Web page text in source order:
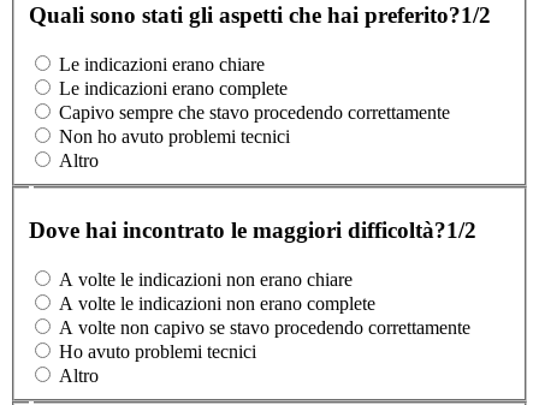
Quali sono stati gli aspetti che hai preferito?1/2
Le indicazioni erano chiare
Le indicazioni erano complete
Capivo sempre che stavo procedendo correttamente
Non ho avuto problemi tecnici
Altro
Dove hai incontrato le maggiori difficoltà?1/2
A volte le indicazioni non erano chiare
A volte le indicazioni non erano complete
A volte non capivo se stavo procedendo correttamente
Ho avuto problemi tecnici
Altro